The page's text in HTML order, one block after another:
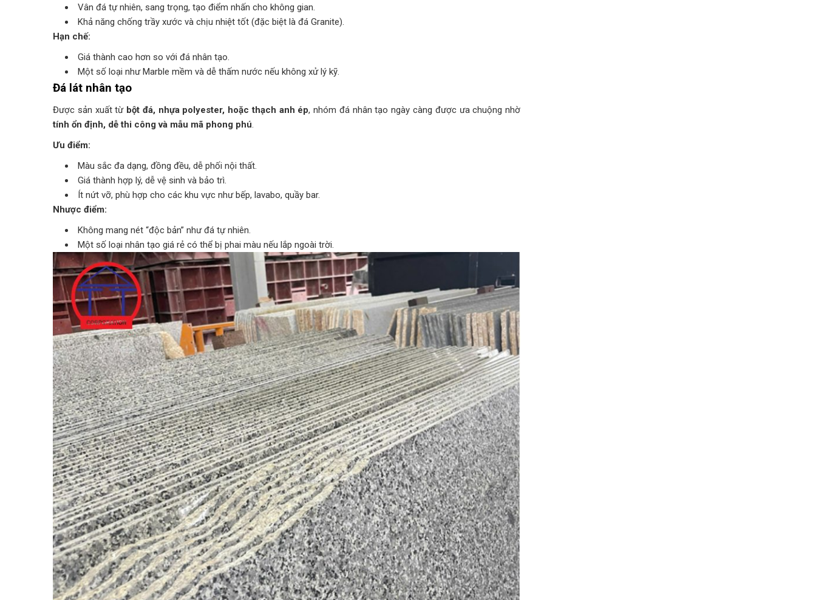
Vân đá tự nhiên, sang trọng, tạo điểm nhấn cho không gian.
Khả năng chống trầy xước và chịu nhiệt tốt (đặc biệt là đá Granite).
Hạn chế:
Giá thành cao hơn so với đá nhân tạo.
Một số loại như Marble mềm và dễ thấm nước nếu không xử lý kỹ.
Đá lát nhân tạo
Được sản xuất từ bột đá, nhựa polyester, hoặc thạch anh ép, nhóm đá nhân tạo ngày càng được ưa chuộng nhờ
tính ổn định, dễ thi công và mẫu mã phong phú.
Ưu điểm:
Màu sắc đa dạng, đồng đều, dễ phối nội thất.
Giá thành hợp lý, dễ vệ sinh và bảo trì.
Ít nứt vỡ, phù hợp cho các khu vực như bếp, lavabo, quầy bar.
Nhược điểm:
Không mang nét “độc bản” như đá tự nhiên.
Một số loại nhân tạo giá rẻ có thể bị phai màu nếu lắp ngoài trời.